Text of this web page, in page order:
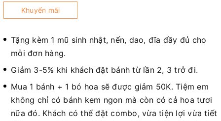
Khuyến mãi
Tặng kèm 1 mũ sinh nhật, nến, dao, đĩa đầy đủ cho
mỗi đơn hàng.
Giảm 3-5% khi khách đặt bánh từ lần 2, 3 trở đi.
Mua 1 bánh + 1 bó hoa sẽ được giảm 50K. Tiệm em
không chỉ có bánh kem ngon mà còn có cả hoa tươi
nữa đó. Khách có thể đặt combo, vừa tiện lợi vừa tiết